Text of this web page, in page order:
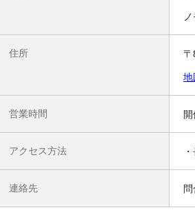
住所
営業時間
アクセス方法
連絡先